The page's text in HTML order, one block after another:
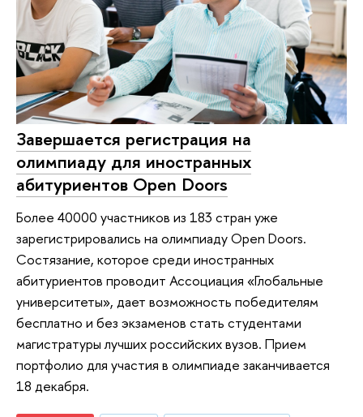
Завершается регистрация на
олимпиаду для иностранных
абитуриентов Open Doors
Более 40000 участников из 183 стран уже
зарегистрировались на олимпиаду Open Doors.
Состязание, которое среди иностранных
абитуриентов проводит Ассоциация «Глобальные
университеты», дает возможность победителям
бесплатно и без экзаменов стать студентами
магистратуры лучших российских вузов. Прием
портфолио для участия в олимпиаде заканчивается
18 декабря.